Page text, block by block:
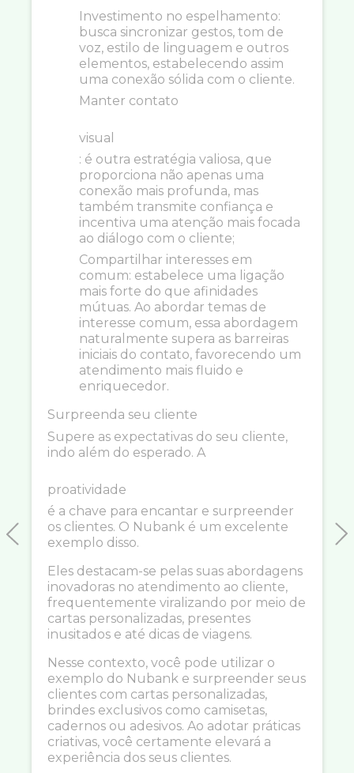
Previous
Investimento no espelhamento:
busca sincronizar gestos, tom de
voz, estilo de linguagem e outros
elementos, estabelecendo assim
uma conexão sólida com o cliente.
Manter contato
visual
: é outra estratégia valiosa, que
proporciona não apenas uma
conexão mais profunda, mas
também transmite confiança e
incentiva uma atenção mais focada
ao diálogo com o cliente;
Compartilhar interesses em
comum: estabelece uma ligação
mais forte do que afinidades
mútuas. Ao abordar temas de
interesse comum, essa abordagem
naturalmente supera as barreiras
iniciais do contato, favorecendo um
atendimento mais fluido e
enriquecedor.
Surpreenda seu cliente
Supere as expectativas do seu cliente,
indo além do esperado. A
proatividade
é a chave para encantar e surpreender
os clientes. O Nubank é um excelente
exemplo disso.
Eles destacam-se pelas suas abordagens
inovadoras no atendimento ao cliente,
frequentemente viralizando por meio de
cartas personalizadas, presentes
inusitados e até dicas de viagens.
Nesse contexto, você pode utilizar o
exemplo do Nubank e surpreender seus
clientes com cartas personalizadas,
brindes exclusivos como camisetas,
cadernos ou adesivos. Ao adotar práticas
criativas, você certamente elevará a
experiência dos seus clientes.